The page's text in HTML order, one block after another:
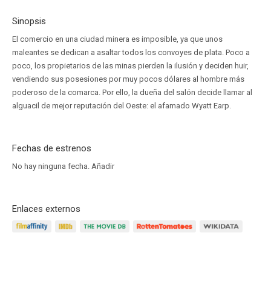
Sinopsis
El comercio en una ciudad minera es imposible, ya que unos
maleantes se dedican a asaltar todos los convoyes de plata. Poco a
poco, los propietarios de las minas pierden la ilusión y deciden huir,
vendiendo sus posesiones por muy pocos dólares al hombre más
poderoso de la comarca. Por ello, la dueña del salón decide llamar al
alguacil de mejor reputación del Oeste: el afamado Wyatt Earp.
Fechas de estrenos
No hay ninguna fecha. Añadir
Enlaces externos